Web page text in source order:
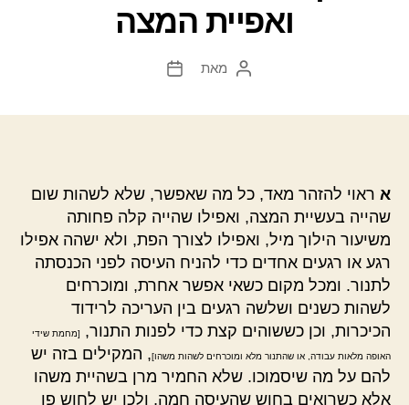
ואפיית המצה
המחבר
מאת
תאריך
א ראוי להזהר מאד, כל מה שאפשר, שלא לשהות שום
שהייה בעשיית המצה, ואפילו שהייה קלה פחותה
משיעור הילוך מיל, ואפילו לצורך הפת, ולא ישהה אפילו
רגע או רגעים אחדים כדי להניח העיסה לפני הכנסתה
לתנור. ומכל מקום כשאי אפשר אחרת, ומוכרחים
לשהות כשנים ושלשה רגעים בין העריכה לרידוד
הכיכרות, וכן כששוהים קצת כדי לפנות התנור,
[מחמת שידי
האופה מלאות עבודה, או שהתנור מלא ומוכרחים לשהות משהו], המקילים בזה יש
להם על מה שיסמוכו. שלא החמיר מרן בשהיית משהו
אלא כשרואים בחוש שהעיסה חמה, ולכן יש לחוש פן